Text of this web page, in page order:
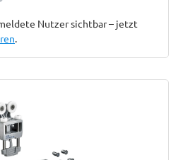
Nutzer sichtbar – jetzt
.